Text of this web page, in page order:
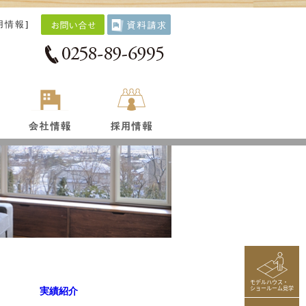
情報 ]
モデルハウス・
ショールーム見学
実績紹介